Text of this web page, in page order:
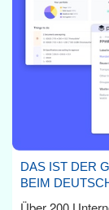
DAS IST DER
BEIM